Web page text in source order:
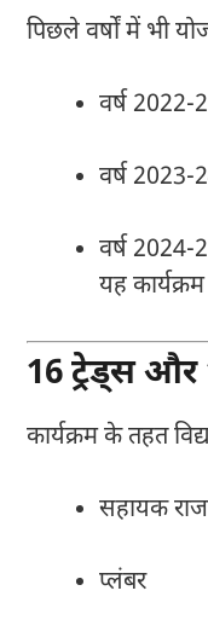
पिछले वर्षों में भी
वर्ष 2022-
वर्ष 2023-
वर्ष 2024-
यह
16 ट्रेड्स और
कार्यक्रम के तहत
सहायक
प्लंबर